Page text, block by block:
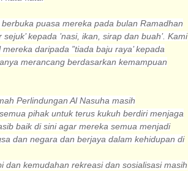
puasa mereka pada bulan Ramadhan
kepada ’nasi, ikan, sirap dan buah’. Kami
daripada ”tiada baju raya’ kepada
merancang berdasarkan kemampuan
Perlindungan Al Nasuha masih
pihak untuk terus kukuh berdiri menjaga
baik di sini agar mereka semua menjadi
dan negara dan berjaya dalam kehidupan di
dan kemudahan rekreasi dan sosialisasi masih